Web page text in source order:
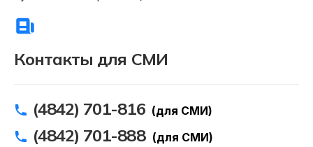
Контакты для СМИ
(4842) 701-816 (для СМИ)
(4842) 701-888 (для СМИ)